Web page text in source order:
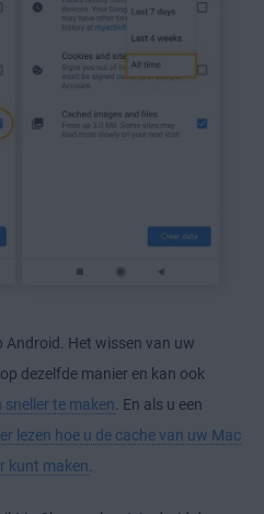
Android. Het wissen van uw
dezelfde manier en kan ook
sneller te maken . En als u een
lezen hoe u de cache van uw Mac
kunt maken